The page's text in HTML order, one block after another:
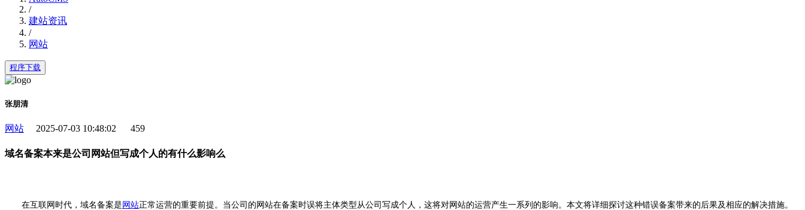
/
建站资讯
/
网站
程序下载
张朋清
网站 2025-07-03 10:48:02 459
域名备案本来是公司网站但写成个人的有什么影响么
在互联网时代，域名备案是 网站正常运营的重要前提。当公司的网站在备案时误将主体类型从公司写成个人，这将对网站的运营产生一系列的影响。本文将详细探讨这种错误备案带来的后果及相应的解决措施。